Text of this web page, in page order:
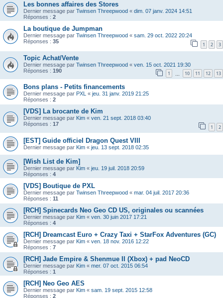
Les bonnes affaires des Stores
Dernier message par Twinsen Threepwood « dim. 07 janv. 2024 14:51
Réponses : 2
La boutique de Jumpman
Dernier message par Twinsen Threepwood « sam. 29 oct. 2022 20:24
Réponses : 35 1 2 3
Topic Achat/Vente
Dernier message par Twinsen Threepwood « ven. 15 oct. 2021 19:30
Réponses : 190 1 10 11 12 13
Bons plans - Petits financements
Dernier message par PXL « jeu. 31 janv. 2019 21:25
Réponses : 2
[VDS] La brocante de Kim
Dernier message par Kim « ven. 21 sept. 2018 03:40
Réponses : 17 1 2
[EST] Guide officiel Dragon Quest VIII
Dernier message par Kim « jeu. 13 sept. 2018 02:35
[Wish List de Kim]
Dernier message par Kim « jeu. 19 juil. 2018 20:59
Réponses : 4
[VDS] Boutique de PXL
Dernier message par Twinsen Threepwood « mar. 04 juil. 2017 20:36
Réponses : 11
[RCH] Spinecards Neo Geo CD US, originales ou scannées
Dernier message par Kim « ven. 30 juin 2017 17:21
Réponses : 4
[RCH] Dreamcast Euro + Crazy Taxi + StarFox Adventures (GC)
Dernier message par Kim « ven. 18 nov. 2016 12:22
Réponses : 7
[RCH] Jade Empire & Shenmue II (Xbox) + pad NeoCD
Dernier message par Kim « mer. 07 oct. 2015 06:54
Réponses : 1
[RCH] Neo Geo AES
Dernier message par Kim « sam. 19 sept. 2015 12:58
Réponses : 2